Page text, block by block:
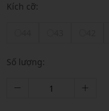
Kích cỡ:
Số lượng: